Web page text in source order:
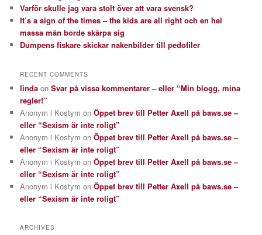
Varför skulle jag vara stolt över att vara svensk?
It’s a sign of the times – the kids are all right och en hel
massa män borde skärpa sig
Dumpens fiskare skickar nakenbilder till pedofiler
RECENT COMMENTS
linda onSvar på vissa kommentarer – eller “Min blogg, mina
regler!”
Anonym i Kostym onÖppet brev till Petter Axell på baws.se –
eller “Sexism är inte roligt”
Anonym i Kostym onÖppet brev till Petter Axell på baws.se –
eller “Sexism är inte roligt”
Anonym i Kostym onÖppet brev till Petter Axell på baws.se –
eller “Sexism är inte roligt”
Anonym i Kostym onÖppet brev till Petter Axell på baws.se –
eller “Sexism är inte roligt”
ARCHIVES